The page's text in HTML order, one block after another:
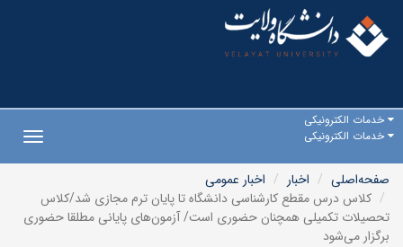
خدمات الکترونیکی
خدمات الکترونیکی
صفحه‌اصلی
اخبار
اخبار عمومی
کلاس درس مقطع کارشناسی دانشگاه‌ تا پایان ترم مجازی شد/کلاس
تحصیلات تکمیلی همچنان حضوری است/ آزمون‌های پایانی مطلقا حضوری
برگزار می‌شود